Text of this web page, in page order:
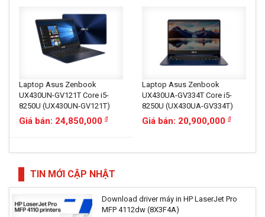
Laptop Asus Zenbook
UX430UN-GV121T Core i5-
8250U (UX430UN-GV121T)
Giá bán: 24,850,000 đ
Laptop Asus Zenbook
UX430UA-GV334T Core i5-
8250U (UX430UA-GV334T)
Giá bán: 20,900,000 đ
TIN MỚI CẬP NHẬT
Download driver máy in HP LaserJet Pro
MFP 4112dw (8X3F4A)